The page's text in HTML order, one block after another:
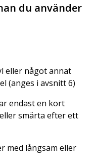
du använder
eller något annat
(anges i avsnitt 6)
endast en kort
smärta efter ett
med långsam eller